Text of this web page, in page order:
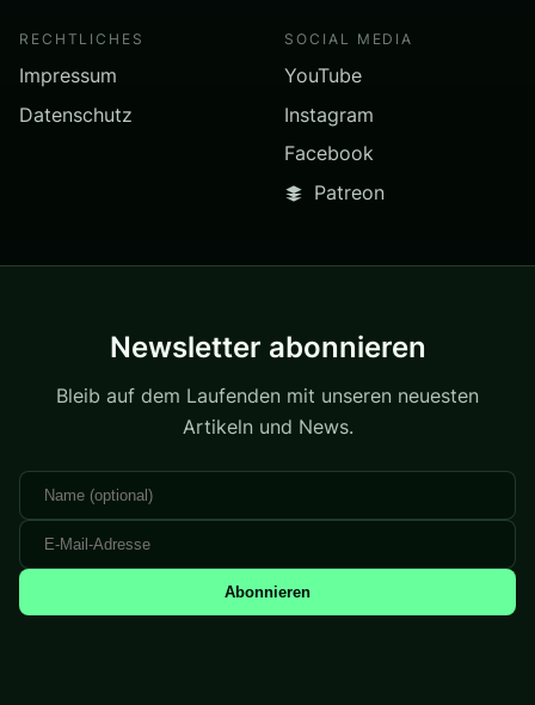
RECHTLICHES
Impressum
Datenschutz
SOCIAL MEDIA
YouTube
Instagram
Facebook
Patreon
Newsletter abonnieren
Bleib auf dem Laufenden mit unseren neuesten
Artikeln und News.
Abonnieren